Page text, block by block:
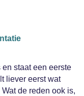
staat een eerste
liever eerst wat
de reden ook is,